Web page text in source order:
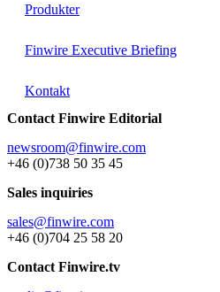
Produkter
Finwire Executive Briefing
Kontakt
Contact Finwire Editorial
newsroom@finwire.com
+46 (0)738 50 35 45
Sales inquiries
sales@finwire.com
+46 (0)704 25 58 20
Contact Finwire.tv